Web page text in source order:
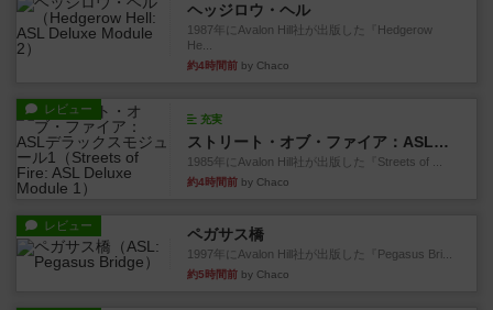
ヘッジロウ・ヘル
1987年にAvalon Hill社が出版した『Hedgerow
He...
約4時間前 by Chaco
レビュー
充実
ストリート・オブ・ファイア：ASLデラックスモジュール1
1985年にAvalon Hill社が出版した『Streets of ...
約4時間前 by Chaco
レビュー ペガサス橋
1997年にAvalon Hill社が出版した『Pegasus Bri...
約5時間前 by Chaco